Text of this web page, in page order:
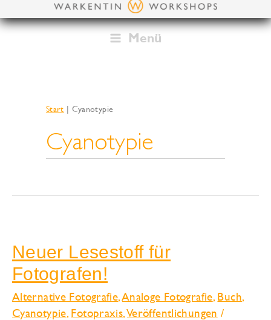
Inhalt
Menü
Start Cyanotypie
Cyanotypie
Neuer Lesestoff für
Fotografen!
Alternative Fotografie,Analoge Fotografie, Buch,
Cyanotypie, Fotopraxis,Veröffentlichungen /